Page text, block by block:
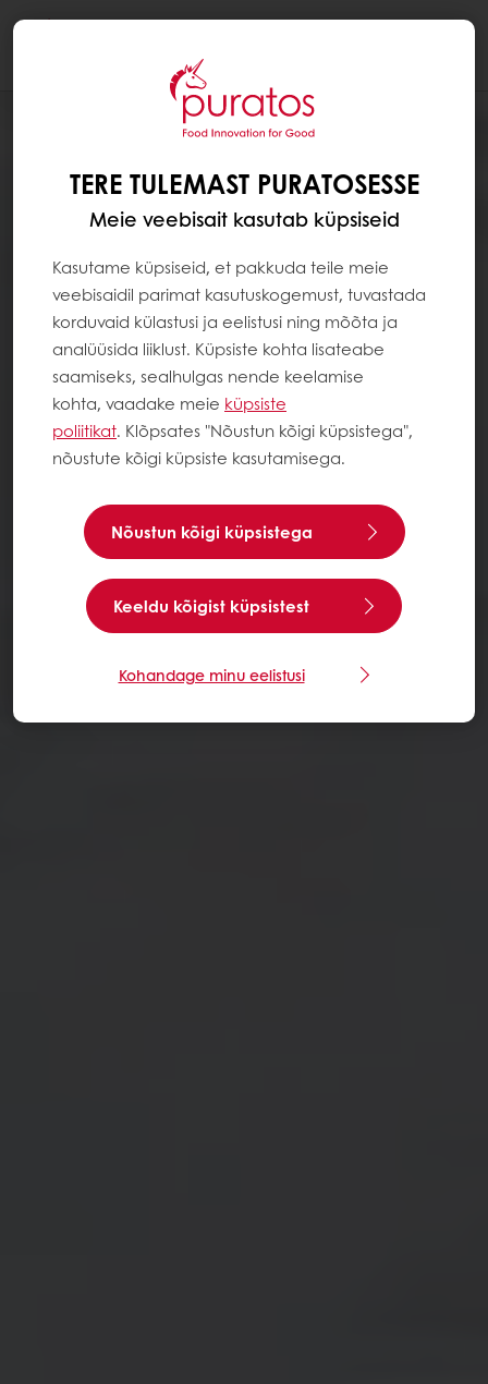
TERE TULEMAST PURATOSESSE
Meie veebisait kasutab küpsiseid
Kasutame küpsiseid, et pakkuda teile meie
veebisaidil parimat kasutuskogemust, tuvastada
korduvaid külastusi ja eelistusi ning mõõta ja
analüüsida liiklust. Küpsiste kohta lisateabe
saamiseks, sealhulgas nende keelamise
kohta, vaadake meie küpsiste
poliitikat. Klõpsates "Nõustun kõigi küpsistega",
nõustute kõigi küpsiste kasutamisega.
Nõustun kõigi küpsistega
Keeldu kõigist küpsistest
Kohandage minu eelistusi